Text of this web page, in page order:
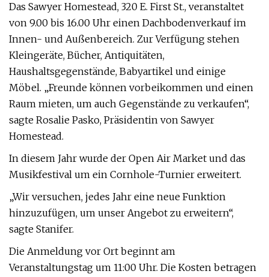
Das Sawyer Homestead, 320 E. First St., veranstaltet
von 9.00 bis 16.00 Uhr einen Dachbodenverkauf im
Innen- und Außenbereich. Zur Verfügung stehen
Kleingeräte, Bücher, Antiquitäten,
Haushaltsgegenstände, Babyartikel und einige
Möbel. „Freunde können vorbeikommen und einen
Raum mieten, um auch Gegenstände zu verkaufen“,
sagte Rosalie Pasko, Präsidentin von Sawyer
Homestead.
In diesem Jahr wurde der Open Air Market und das
Musikfestival um ein Cornhole-Turnier erweitert.
„Wir versuchen, jedes Jahr eine neue Funktion
hinzuzufügen, um unser Angebot zu erweitern“,
sagte Stanifer.
Die Anmeldung vor Ort beginnt am
Veranstaltungstag um 11:00 Uhr. Die Kosten betragen